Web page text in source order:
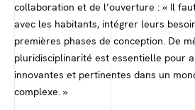
collaboration et de l’ouverture : « Il
avec les habitants, intégrer leurs
premières phases de conception. De
pluridisciplinarité est essentielle pour
innovantes et pertinentes dans un
complexe. »